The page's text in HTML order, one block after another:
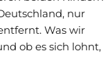
nur
Was wir
ob es sich lohnt,